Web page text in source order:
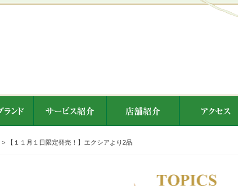
> 【１１月１日限定発売！】エクシアより2品